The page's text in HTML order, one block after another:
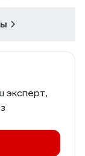
эксперт,